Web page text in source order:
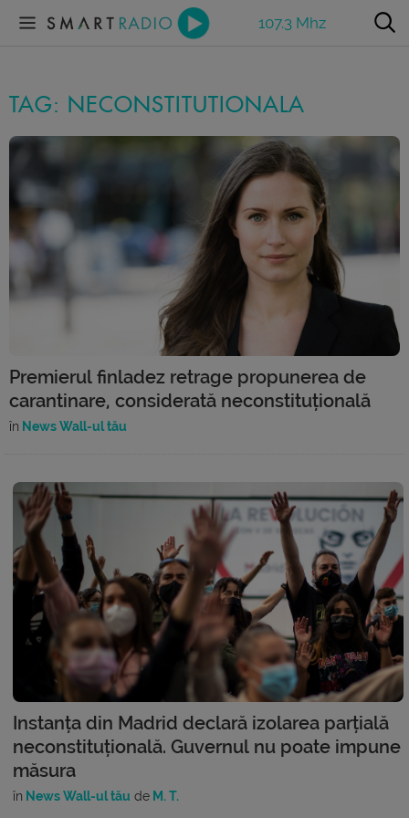
107.3 Mhz
TAG: NECONSTITUTIONALA
Premierul finladez retrage propunerea de
carantinare, considerată neconstituțională
în News Wall-ul tău
Instanța din Madrid declară izolarea parțială
neconstituțională. Guvernul nu poate impune
măsura
în News Wall-ul tău de M. T.